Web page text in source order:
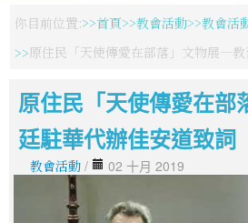
你目前位置: 首頁 教會活動
教會活
原住民「天使傳愛在部落」文物展—
原住民「天使傳愛在
廷駐華代辦佳安道致詞
教會活動 / 02 十月 2019